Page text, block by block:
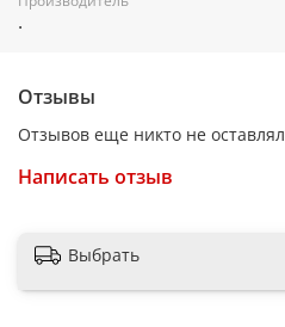
.
Отзывы
Отзывов еще никто не оставлял
Написать отзыв
Выбрать